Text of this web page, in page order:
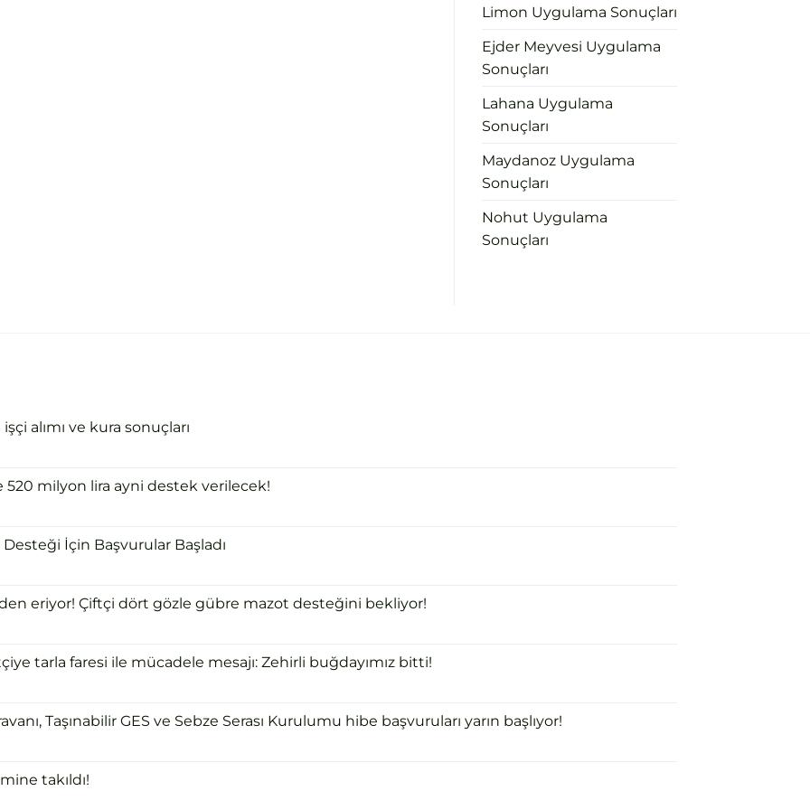
Limon Uygulama Sonuçları
Ejder Meyvesi Uygulama
Sonuçları
Lahana Uygulama
Sonuçları
Maydanoz Uygulama
Sonuçları
Nohut Uygulama
Sonuçları
alımı ve kura sonuçları
520 milyon lira ayni destek verilecek!
İçin Başvurular Başladı
eriyor! Çiftçi dört gözle gübre mazot desteğini bekliyor!
tarla faresi ile mücadele mesajı: Zehirli buğdayımız bitti!
Taşınabilir GES ve Sebze Serası Kurulumu hibe başvuruları yarın başlıyor!
takıldı!